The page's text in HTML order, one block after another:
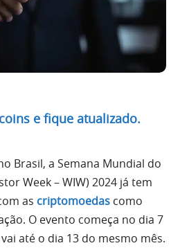
e fique atualizado.
Brasil, a Semana Mundial do
Week – WIW) 2024 já tem
as criptomoedas como
O evento começa no dia 7
até o dia 13 do mesmo mês.